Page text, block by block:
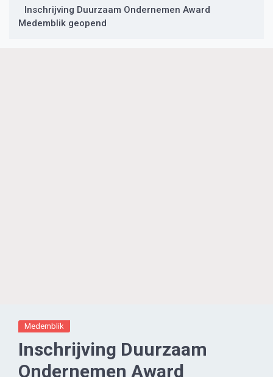
Inschrijving Duurzaam Ondernemen Award
Medemblik geopend
Medemblik
Inschrijving Duurzaam
Ondernemen Award